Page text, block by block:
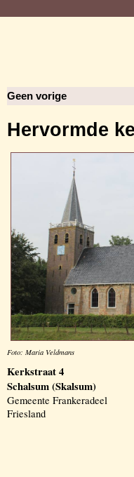
Geen vorige
Hervormde
Foto: Maria Veldmans
Kerkstraat 4
Schalsum (Skalsum)
Gemeente Frankeradeel
Friesland